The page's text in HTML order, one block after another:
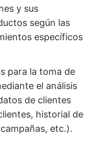
y sus
según las
específicos
para la toma de
el análisis
de clientes
historial de
etc.).